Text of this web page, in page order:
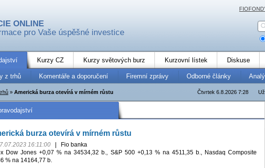
ONLINE
pro Vaše úspěšné investice
Kurzy CZ Kurzy světových burz Kurzovní lístek Diskuse
z trhů Komentáře a doporučení Firemní zprávy Odborné články
Čtvrtek 6.8.2026 7:28
» Americká burza otevírá v mírném růstu
burza otevírá v mírném růstu
16:11:00
Fio banka
Dow Jones +0,07 % na 34534,32 b., S&P 500 +0,13 % na 4511,35 b., Nasdaq Composite
% na 14164,77 b.